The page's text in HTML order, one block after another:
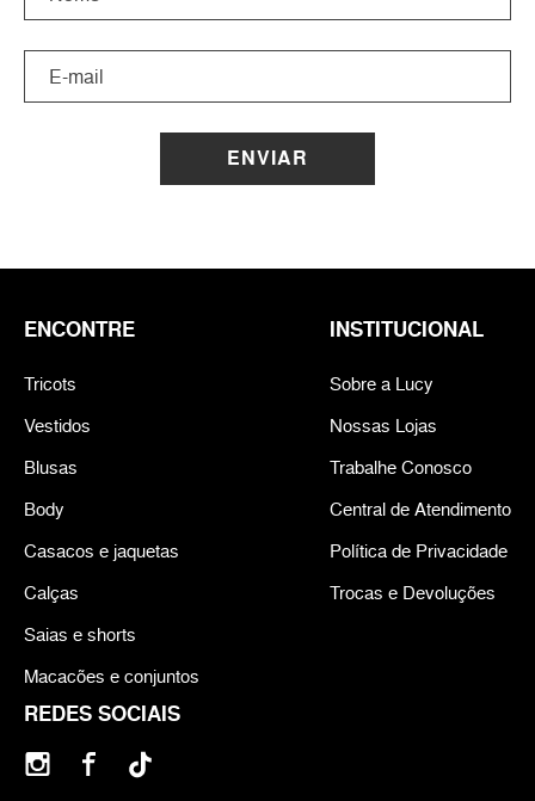
ENVIAR
REDES SOCIAIS
ENCONTRE
Tricots
Vestidos
Blusas
Body
Casacos e jaquetas
Calças
Saias e shorts
Macacões e conjuntos
INSTITUCIONAL
Sobre a Lucy
Nossas Lojas
Trabalhe Conosco
Central de Atendimento
Política de Privacidade
Trocas e Devoluções